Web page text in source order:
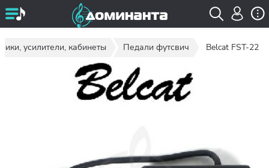
усилители, кабинеты Педали футсвич Belcat FST-22